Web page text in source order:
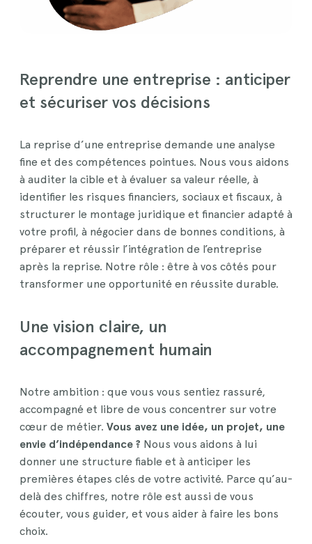
Reprendre une entreprise : anticiper
et sécuriser vos décisions
La reprise d’une entreprise demande une analyse
fine et des compétences pointues. Nous vous aidons
à auditer la cible et à évaluer sa valeur réelle, à
identifier les risques financiers, sociaux et fiscaux, à
structurer le montage juridique et financier adapté à
votre profil, à négocier dans de bonnes conditions, à
préparer et réussir l’intégration de l’entreprise
après la reprise. Notre rôle : être à vos côtés pour
transformer une opportunité en réussite durable.
Une vision claire, un
accompagnement humain
Notre ambition : que vous vous sentiez rassuré,
accompagné et libre de vous concentrer sur votre
cœur de métier. Vous avez une idée, un projet, une
envie d’indépendance ? Nous vous aidons à lui
donner une structure fiable et à anticiper les
premières étapes clés de votre activité. Parce qu’au-
delà des chiffres, notre rôle est aussi de vous
écouter, vous guider, et vous aider à faire les bons
choix.